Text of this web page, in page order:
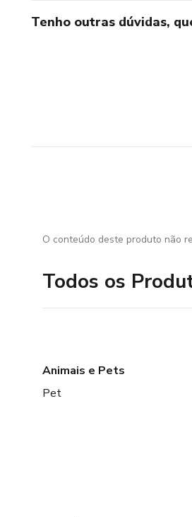
Tenho outras dúvidas,
O conteúdo deste produto não
Todos os
Animais e Pets
Pet